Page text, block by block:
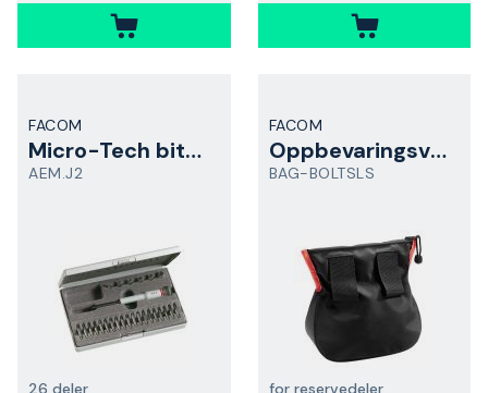
FACOM
Micro-Tech bitssett
AEM.J2
26 deler
FACOM
Oppbevaringsveske
BAG-BOLTSLS
for reservedeler